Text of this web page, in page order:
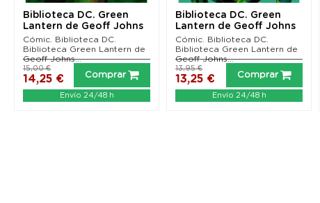
Biblioteca DC. Green
Lantern de Geoff Johns
01
Cómic. Biblioteca DC.
Biblioteca Green Lantern de
Geoff Johns...
14,25 €
15,00 €
Comprar
Envío 24/48 h
Biblioteca DC. Green
Lantern de Geoff Johns
04
Cómic. Biblioteca DC.
Biblioteca Green Lantern de
Geoff Johns...
13,25 €
13,95 €
Comprar
Envío 24/48 h